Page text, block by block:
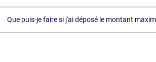
Que puis-je faire si j'ai déposé le montant